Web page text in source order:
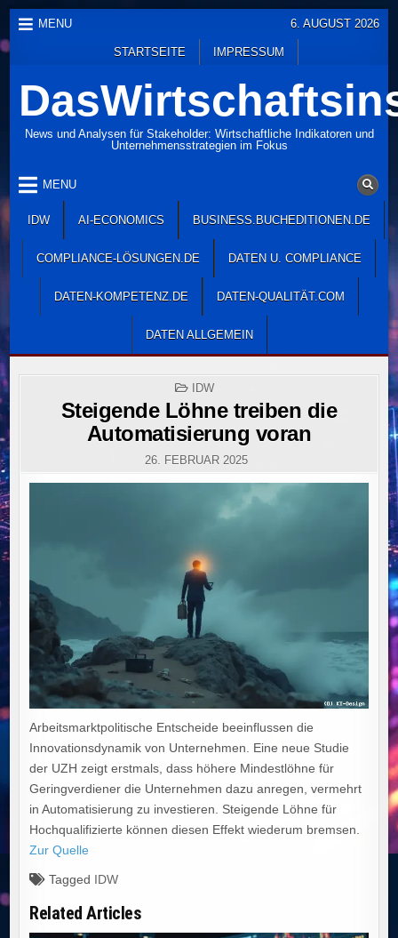
Skip
to
content
MENU
STARTSEITE IMPRESSUM
6. AUGUST 2026
News und Analysen für Stakeholder: Wirtschaftliche Indikatoren und
Unternehmensstrategien im Fokus
MENU
IDW AI-ECONOMICS BUSINESS.BUCHEDITIONEN.DE
COMPLIANCE-LÖSUNGEN.DE DATEN U. COMPLIANCE
DATEN-KOMPETENZ.DE DATEN-QUALITÄT.COM
DATEN ALLGEMEIN
POSTED
IDW
Steigende Löhne treiben die
Automatisierung voran
26. FEBRUAR 2025
Arbeitsmarktpolitische Entscheide beeinflussen die
Innovationsdynamik von Unternehmen. Eine neue Studie
der UZH zeigt erstmals, dass höhere Mindestlöhne für
Geringverdiener die Unternehmen dazu anregen, vermehrt
in Automatisierung zu investieren. Steigende Löhne für
Hochqualifizierte können diesen Effekt wiederum bremsen.
Zur Quelle
Tagged IDW
Related Articles